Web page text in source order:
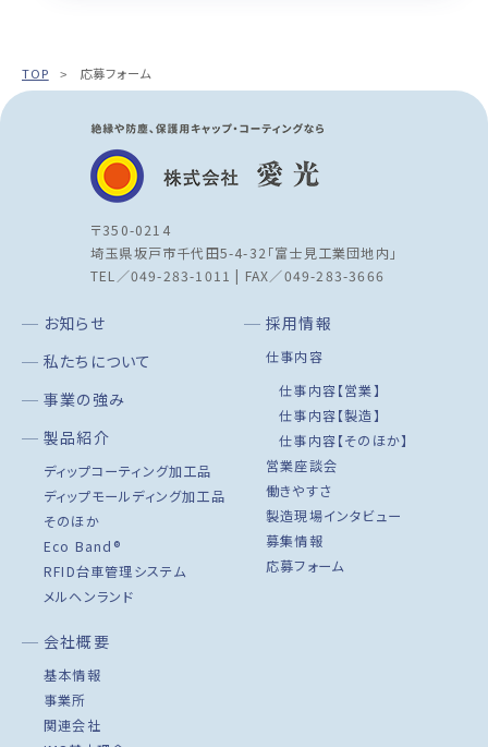
TOP 応募フォーム
〒350-0214
埼玉県坂戸市千代田5-4-32「富士見工業団地内」
TEL／049-283-1011 | FAX／049-283-3666
お知らせ
私たちについて
事業の強み
製品紹介
ディップコーティング加工品
ディップモールディング加工品
そのほか
Eco Band®
RFID台車管理システム
メルヘンランド
会社概要
基本情報
事業所
関連会社
採用情報
仕事内容
仕事内容【営業】
仕事内容【製造】
仕事内容【そのほか】
営業座談会
働きやすさ
製造現場インタビュー
募集情報
応募フォーム